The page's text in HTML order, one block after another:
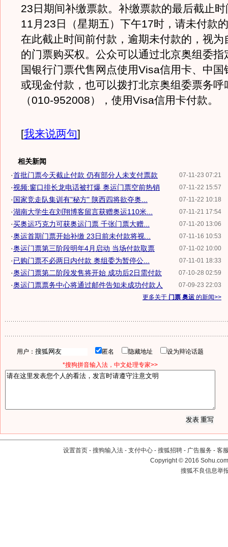
23日期间补缴票款。补缴票款的最后截止
11月23日（星期五）下午17时，请未付款
在此截止时间前付款，逾期未付款的，视为
的门票购买权。公众可以通过北京奥组委
国银行门票代售网点使用Visa信用卡、中国
或现金付款，也可以拨打北京奥组委票务呼
（010-952008），使用Visa信用卡付款。
[我来说两句]
相关新闻
07-11-23 07:21
·首批门票今天截止付款 仍有部分人未支付票款
07-11-22 15:57
·视频:窗口排长龙电话被打爆 奥运门票空前热销
07-11-22 10:18
·国家竞走队集训有"秘方" 陕西四将欲夺奥...
07-11-21 17:54
·湖南大学生在刘翔博客留言获赠奥运110米...
07-11-20 13:06
·买奥运巧克力可获奥运门票 千张门票大赠...
07-11-16 10:53
·奥运首期门票开始补缴 23日前未付款将视...
07-11-02 10:00
·奥运门票第三阶段明年4月启动 当场付款取票
07-11-01 18:33
·已购门票不必两日内付款 奥组委为暂停公...
07-10-28 02:59
·奥运门票第二阶段发售将开始 成功后2日需付款
07-09-23 22:03
·奥运门票票务中心将通过邮件告知未成功付款人
更多关于 门票 奥运 的新闻>>
用户： 匿名 隐藏地址
设为辩论话题
*搜狗拼音输入法，中文处理专家>>
设置首页 - 搜狗输入法 - 支付中心 - 搜狐招聘 - 广告服务 - 客
Copyright©2016
搜狐不良信息举